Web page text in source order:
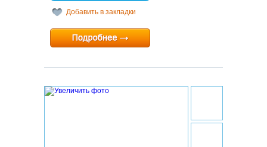
Добавить в закладки
Минимальный срок:1 суток
Расчетный час:12:00